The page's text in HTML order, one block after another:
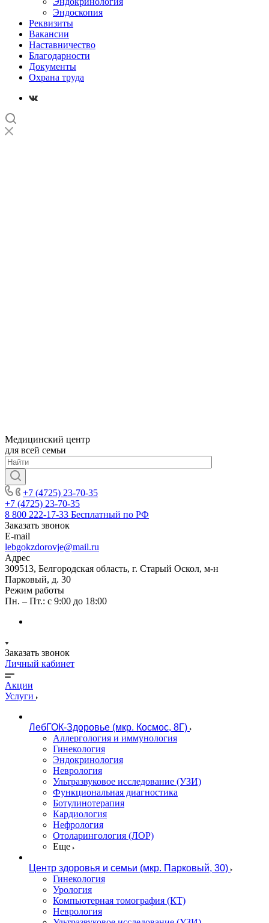
Эндоскопия
Реквизиты
Вакансии
Наставничество
Благодарности
Документы
Охрана труда
Медицинский центр
для всей семьи
+7 (4725) 23-70-35
+7 (4725) 23-70-35
8 800 222-17-33 Бесплатный по РФ
Заказать звонок
E-mail
lebgokzdorovje@mail.ru
Адрес
309513, Белгородская область, г. Старый Оскол, м-н
Парковый, д. 30
Режим работы
Пн. – Пт.: с 9:00 до 18:00
Заказать звонок
Личный кабинет
Акции
Услуги
ЛебГОК-Здоровье (мкр. Космос, 8Г)
Аллергология и иммунология
Гинекология
Эндокринология
Неврология
Ультразвуковое исследование (УЗИ)
Функциональная диагностика
Ботулинотерапия
Кардиология
Нефрология
Отоларингология (ЛОР)
Еще
Центр здоровья и семьи (мкр. Парковый, 30)
Гинекология
Урология
Компьютерная томография (КТ)
Неврология